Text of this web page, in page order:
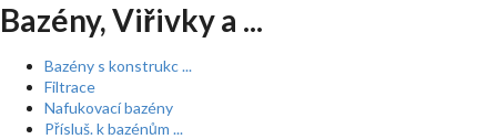
Bazény, Viřivky a ...
Bazény s konstrukc ...
Filtrace
Nafukovací bazény
Přísluš. k bazénům ...